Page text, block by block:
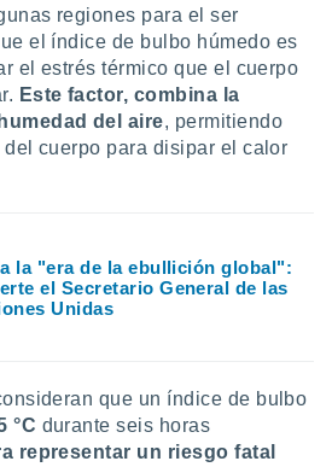
regiones para el ser
el índice de bulbo húmedo es
el estrés térmico que el cuerpo
Este factor, combina la
del aire, permitiendo
cuerpo para disipar el calor
la "era de la ebullición global":
el Secretario General de las
Unidas
que un índice de bulbo
°C durante seis horas
representar un riesgo fatal